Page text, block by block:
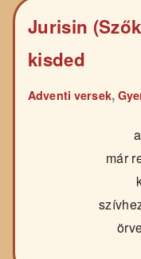
Jurisin
kisded
Adventi versek,
már